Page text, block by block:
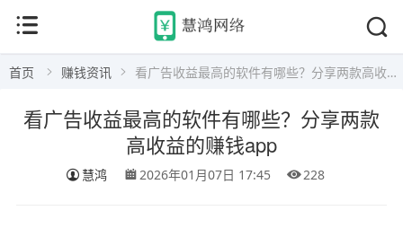
首页 赚钱资讯 看广告收益最高的软件有哪些？分享两款高收益的赚钱app
看广告收益最高的软件有哪些？分享两款
高收益的赚钱app
慧鸿 2026年01月07日 17:45 228